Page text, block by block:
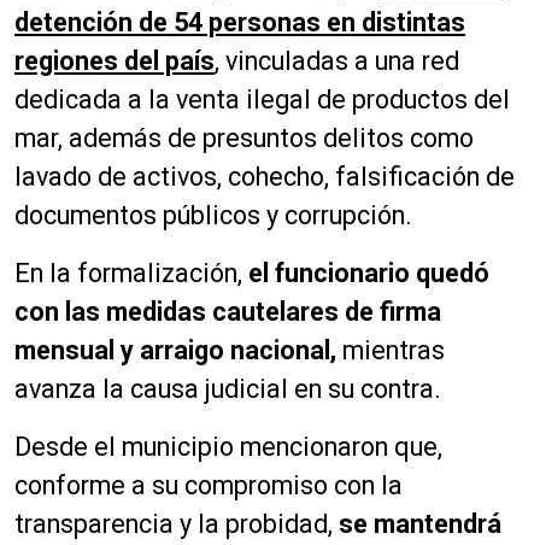
detención de 54 personas en distintas
regiones del país, vinculadas a una red
dedicada a la venta ilegal de productos del
mar, además de presuntos delitos como
lavado de activos, cohecho, falsificación de
documentos públicos y corrupción.
En la formalización, el funcionario quedó
con las medidas cautelares de firma
mensual y arraigo nacional, mientras
avanza la causa judicial en su contra.
Desde el municipio mencionaron que,
conforme a su compromiso con la
transparencia y la probidad, se mantendrá